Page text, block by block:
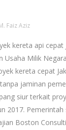
Faiz Aziz
kereta api cepat
Usaha Milik
kereta cepat
jaminan
siur terkait
2017.
Boston